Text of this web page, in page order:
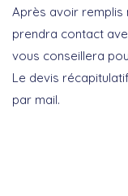
Après avoir remplis
prendra contact
vous conseillera
Le devis
par mail.